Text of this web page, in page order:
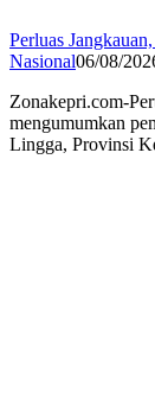
Perluas
Nasional06/08/
Zonakepri.com-
mengumumkan
Lingga, Provinsi